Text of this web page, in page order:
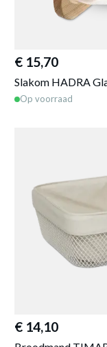
€ 15,70
Slakom HADRA
Op voorraad
€ 14,10